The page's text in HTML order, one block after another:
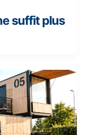
suffit plus